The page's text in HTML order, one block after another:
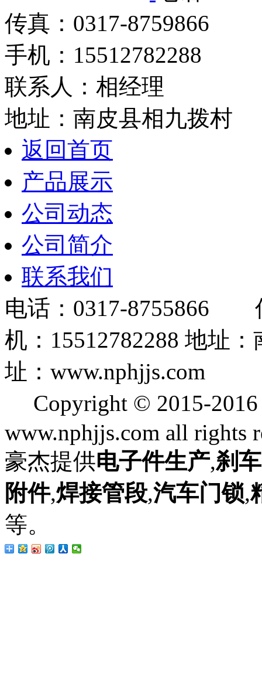
传真：0317-8759866
手机：15512782288
联系人：相经理
地址：南皮县相九拨村
返回首页
产品展示
公司动态
公司简介
联系我们
电话：0317-8755866
机：15512782288 地
址：www.nphjjs.com
Copyright © 2015-
www.nphjjs.com all rights
豪杰提供电子件生产,刹
附件,焊接管段,汽车门锁,
等。